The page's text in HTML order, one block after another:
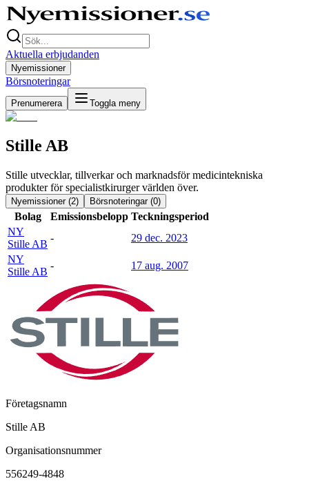
Aktuella erbjudanden
Nyemissioner
Börsnoteringar
Prenumerera Toggla meny
Stille AB
Stille utvecklar, tillverkar och marknadsför medicintekniska
produkter för specialistkirurger världen över.
Nyemissioner (2) Börsnoteringar (0)
Bolag Emissionsbelopp Teckningsperiod
NY
Stille AB
-
29 dec. 2023
NY
Stille AB
- 17 aug. 2007
Företagsnamn
Stille AB
Organisationsnummer
556249-4848